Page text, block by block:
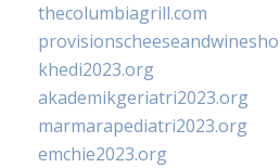
thecolumbiagrill.com
khedi2023.org
akademikgeriatri2023.org
marmarapediatri2023.org
emchie2023.org